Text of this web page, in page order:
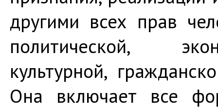
другими всех прав
политической,
культурной,
Она включает все